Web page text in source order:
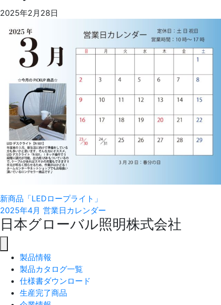
2025年2月28日
Posts
navigation
新商品「LEDロープライト」
2025年4月 営業日カレンダー
日本グローバル照明株式会社
製品情報
製品カタログ一覧
仕様書ダウンロード
生産完了商品